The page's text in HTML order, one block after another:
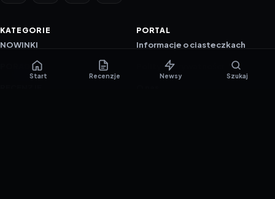
KATEGORIE
NOWINKI
PORADNIKI
PORTAL
Informacje o ciasteczkach
Polityka prywatności
Start Recenzje Newsy Szukaj